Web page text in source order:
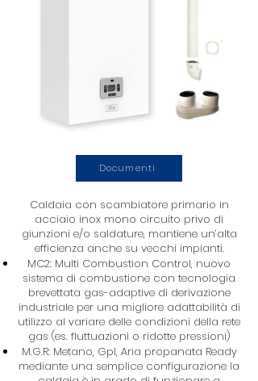
Documenti
Caldaia con scambiatore primario in
acciaio inox mono circuito privo di
giunzioni e/o saldature, mantiene un’alta
efficienza anche su vecchi impianti.
MC2: Multi Combustion Control, nuovo
sistema di combustione con tecnologia
brevettata gas-adaptive di derivazione
industriale per una migliore adattabilità di
utilizzo al variare delle condizioni della rete
gas (es. fluttuazioni o ridotte pressioni)
M.G.R: Metano, Gpl, Aria propanata Ready
mediante una semplice configurazione la